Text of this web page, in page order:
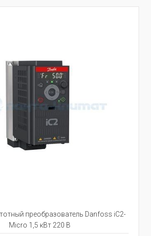
преобразователь Danfoss iC2-
Micro 1,5 кВт 220 В